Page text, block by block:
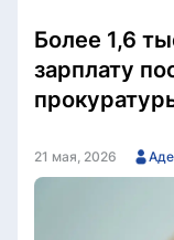
Спорт
Видео
Послание
Более 1,6
зарплату
21 мая, 2026